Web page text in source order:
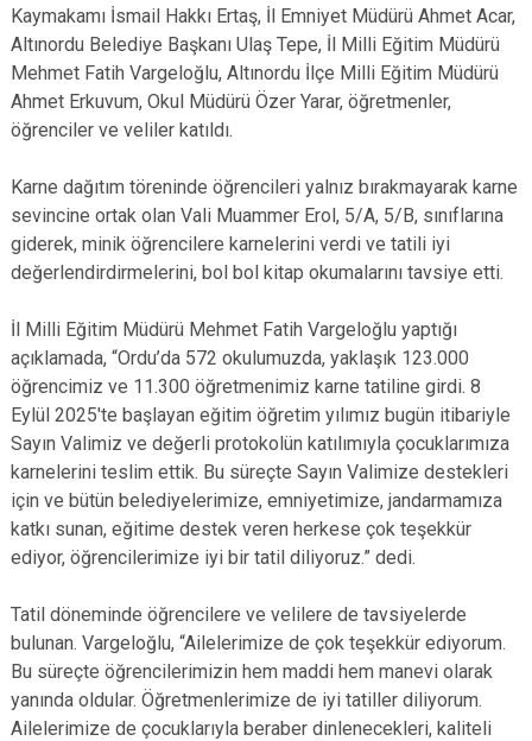
Kaymakamı İsmail Hakkı Ertaş, İl Emniyet Müdürü Ahmet Acar,
Altınordu Belediye Başkanı Ulaş Tepe, İl Milli Eğitim Müdürü
Mehmet Fatih Vargeloğlu, Altınordu İlçe Milli Eğitim Müdürü
Ahmet Erkuvum, Okul Müdürü Özer Yarar, öğretmenler,
öğrenciler ve veliler katıldı.
Karne dağıtım töreninde öğrencileri yalnız bırakmayarak karne
sevincine ortak olan Vali Muammer Erol, 5/A, 5/B, sınıflarına
giderek, minik öğrencilere karnelerini verdi ve tatili iyi
değerlendirdirmelerini, bol bol kitap okumalarını tavsiye etti.
İl Milli Eğitim Müdürü Mehmet Fatih Vargeloğlu yaptığı
açıklamada, “Ordu’da 572 okulumuzda, yaklaşık 123.000
öğrencimiz ve 11.300 öğretmenimiz karne tatiline girdi. 8
Eylül 2025'te başlayan eğitim öğretim yılımız bugün itibariyle
Sayın Valimiz ve değerli protokolün katılımıyla çocuklarımıza
karnelerini teslim ettik. Bu süreçte Sayın Valimize destekleri
için ve bütün belediyelerimize, emniyetimize, jandarmamıza
katkı sunan, eğitime destek veren herkese çok teşekkür
ediyor, öğrencilerimize iyi bir tatil diliyoruz.” dedi.
Tatil döneminde öğrencilere ve velilere de tavsiyelerde
bulunan. Vargeloğlu, “Ailelerimize de çok teşekkür ediyorum.
Bu süreçte öğrencilerimizin hem maddi hem manevi olarak
yanında oldular. Öğretmenlerimize de iyi tatiller diliyorum.
Ailelerimize de çocuklarıyla beraber dinlenecekleri, kaliteli